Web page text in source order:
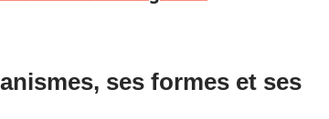
ses formes et ses